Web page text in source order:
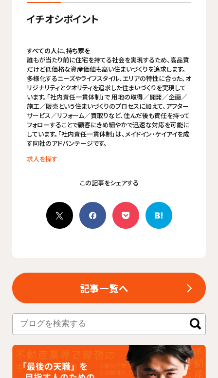
イチオシポイント
すべての人に、持ち家を
誰もが当たり前に住宅を持てる社会を実現するため、高品質
だけど低価格な資産価値も高い住まいづくりを追求します。
多様化するニーズやライフスタイル、エリアの特性に合った、オ
リジナリティとクオリティを追求した住まいづくりを実現して
います。「社内責任一貫体制」で 用地の取得／開発／企画／
施工／販売という住まいづくりのプロセスに加えて、アフター
サービス／リフォーム／買取りなど、住んだ後も責任を持って
フォローすることで顧客にきめ細やかで迅速な対応を可能に
しています。「社内責任一貫体制」は、メイドイン・ケイアイを成
す同社のアドバンテージです。
求人を探す
記事一覧へ